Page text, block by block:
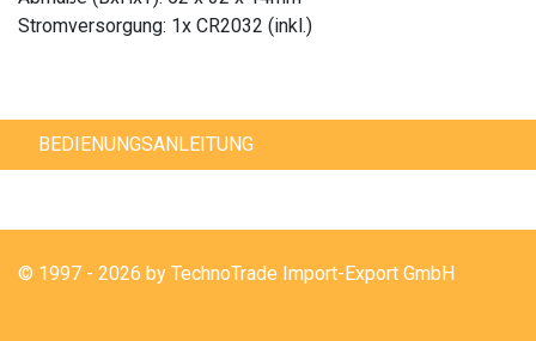
Stromversorgung: 1x CR2032 (inkl.)
BEDIENUNGSANLEITUNG
© 1997 - 2026 by TechnoTrade Import-Export GmbH